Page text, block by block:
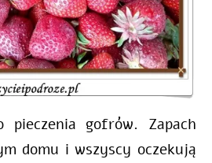
pieczenia gofrów. Zapach
domu i wszyscy oczekują